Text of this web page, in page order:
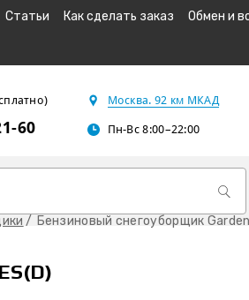
Статьи Как сделать заказ Обмен и
60
Москва. 92 км МКАД
Пн-Вс 8:00–22:00
Бензиновый снегоуборщик